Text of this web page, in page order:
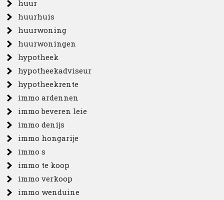
huur
huurhuis
huurwoning
huurwoningen
hypotheek
hypotheekadviseur
hypotheekrente
immo ardennen
immo beveren leie
immo denijs
immo hongarije
immo s
immo te koop
immo verkoop
immo wenduine